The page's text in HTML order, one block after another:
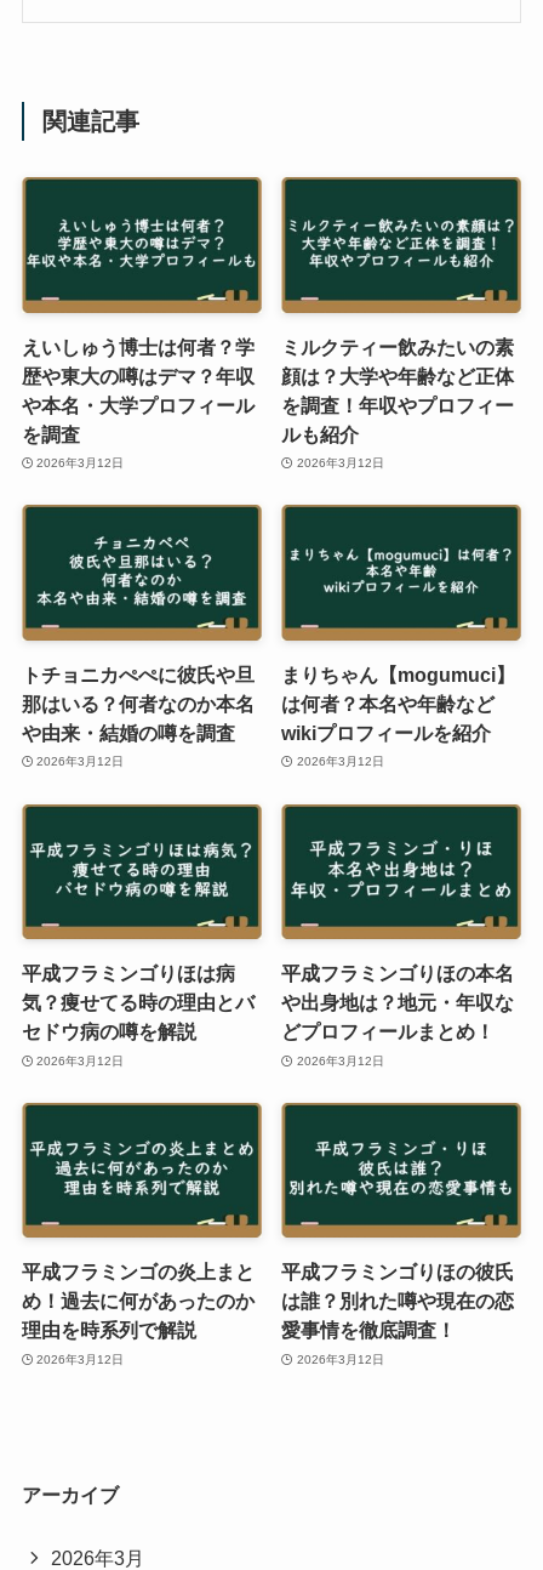
関連記事
えいしゅう博士は何者？学
歴や東大の噂はデマ？年収
や本名・大学プロフィール
を調査
2026年3月12日
ミルクティー飲みたいの素
顔は？大学や年齢など正体
を調査！年収やプロフィー
ルも紹介
2026年3月12日
トチョニカぺぺに彼氏や旦
那はいる？何者なのか本名
や由来・結婚の噂を調査
2026年3月12日
まりちゃん【mogumuci】
は何者？本名や年齢など
wikiプロフィールを紹介
2026年3月12日
平成フラミンゴりほは病
気？痩せてる時の理由とバ
セドウ病の噂を解説
2026年3月12日
平成フラミンゴりほの本名
や出身地は？地元・年収な
どプロフィールまとめ！
2026年3月12日
平成フラミンゴの炎上まと
め！過去に何があったのか
理由を時系列で解説
2026年3月12日
平成フラミンゴりほの彼氏
は誰？別れた噂や現在の恋
愛事情を徹底調査！
2026年3月12日
アーカイブ
2026年3月